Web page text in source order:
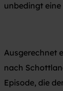
unbedingt eine
Ausgerechnet
nach
Episode, die